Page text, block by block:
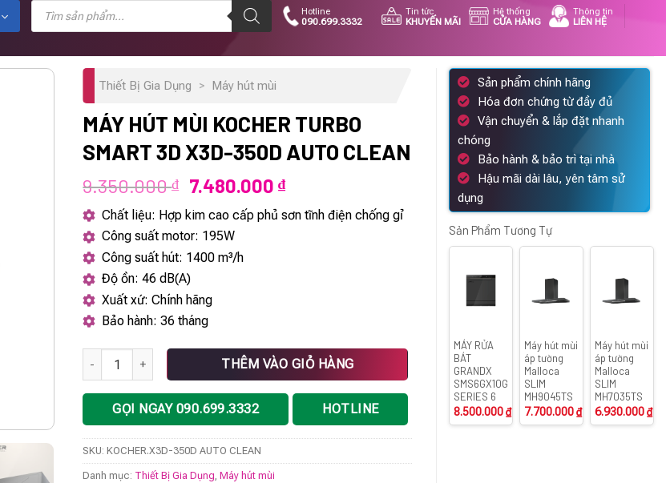
Tìm
kiếm
phẩm
Hotline
090.699.3332
Tin tức
KHUYẾN MÃI
Hệ thống
CỬA HÀNG
Thông tin
LIÊN HỆ
Thiết Bị Gia Dụng > Máy hút mùi
MÁY HÚT MÙI KOCHER TURBO
SMART 3D X3D-350D AUTO CLEAN
9.350.000₫
Giá
gốc
là:
9.350.000 ₫.
7.480.000 ₫Giá
hiện
tại
Chất liệu: Hợp kim cao cấp phủ sơn tĩnh điện chống gỉ
Công suất motor: 195W
Công suất hút: 1400 m³/h
Độ ồn: 46 dB(A)
Xuất xứ: Chính hãng
Bảo hành: 36 tháng
Máy hút mùi KOCHER TURBO SMART 3D X3D-350D AUTO CLEAN số lượng
THÊM VÀO GIỎ HÀNG
GỌI NGAY 090.699.3332 HOTLINE
SKU:KOCHER.X3D-350D AUTO CLEAN
Danh mục: Thiết Bị Gia Dụng,Máy hút mùi
Sản phẩm chính hãng
Hóa đơn chứng từ đầy đủ
Vận chuyển & lắp đặt nhanh
chóng
Bảo hành & bảo trì tại nhà
Hậu mãi dài lâu, yên tâm sử
dụng
Sản Phẩm Tương Tự
MÁY RỬA
BÁT
GRANDX
SMS6GX10G
SERIES 6
8.500.000₫
Máy hút mùi
áp tường
Malloca
SLIM
MH9045TS
7.700.000₫
Máy hút mùi
áp tường
Malloca
SLIM
MH7035TS
6.930.000₫